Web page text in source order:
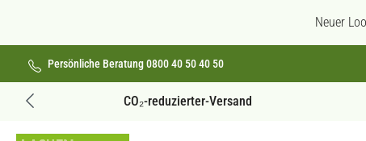
Neuer
Persönliche Beratung 0800 40 50 40 50
Versandkostenfrei ab 69€